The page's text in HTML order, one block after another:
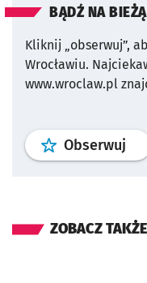
BĄDŹ NA
Kliknij „obserwuj”,
Wrocławiu.
www.wroclaw.pl
Obserwuj
ZOBACZ TAKŻE